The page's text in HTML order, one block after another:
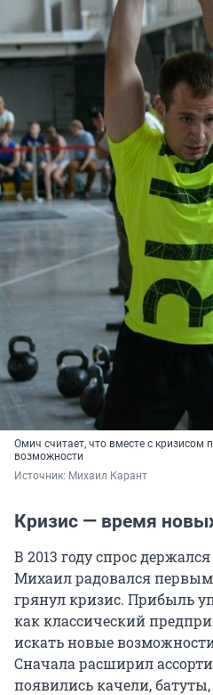
Омич считает, что вместе с кризисом
возможности
Источник: Михаил Карант
Кризис — время
В 2013 году спрос
Михаил радовался
грянул кризис. Прибыль
как классический
искать новые
Сначала расширил
появились качели,